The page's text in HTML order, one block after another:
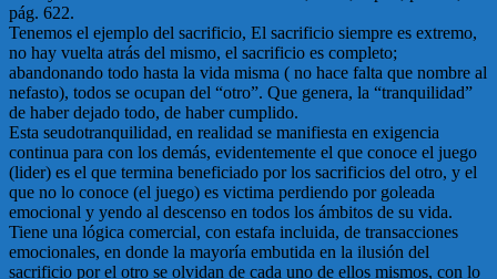
pág. 622.
Tenemos el ejemplo del sacrificio, El sacrificio siempre es extremo,
no hay vuelta atrás del mismo, el sacrificio es completo;
abandonando todo hasta la vida misma ( no hace falta que nombre al
nefasto), todos se ocupan del “otro”. Que genera, la “tranquilidad”
de haber dejado todo, de haber cumplido.
Esta seudotranquilidad, en realidad se manifiesta en exigencia
continua para con los demás, evidentemente el que conoce el juego
(lider) es el que termina beneficiado por los sacrificios del otro, y el
que no lo conoce (el juego) es victima perdiendo por goleada
emocional y yendo al descenso en todos los ámbitos de su vida.
Tiene una lógica comercial, con estafa incluida, de transacciones
emocionales, en donde la mayoría embutida en la ilusión del
sacrificio por el otro se olvidan de cada uno de ellos mismos, con lo